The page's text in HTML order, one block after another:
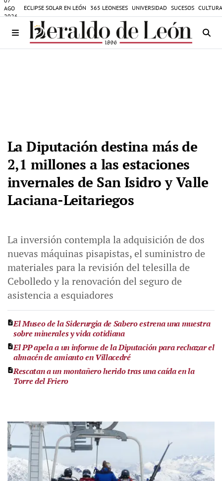
AGO
2026
ECLIPSE SOLAR EN LEÓN 365 LEONESES UNIVERSIDAD SUCESOS
La Diputación destina más de
2,1 millones a las estaciones
invernales de San Isidro y Valle
Laciana-Leitariegos
La inversión contempla la adquisición de dos
nuevas máquinas pisapistas, el suministro de
materiales para la revisión del telesilla de
Cebolledo y la renovación del seguro de
asistencia a esquiadores
El Museo de la Siderurgia de Sabero estrena una muestra
sobre minerales y vida cotidiana
El PP apela a un informe de la Diputación para rechazar el
almacén de amianto en Villacedré
Rescatan a un montañero herido tras una caída en la
Torre del Friero